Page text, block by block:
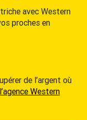
avec Western
proches en
de l’argent où
l’agence Western